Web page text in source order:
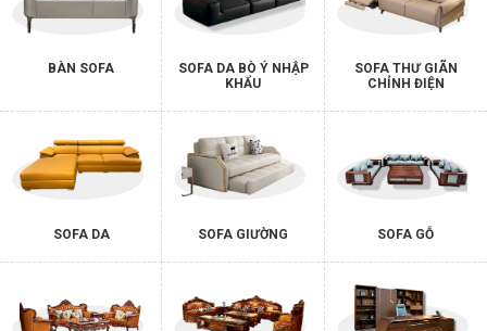
BÀN SOFA
SOFA DA BÒ Ý NHẬP
KHẨU
SOFA THƯ GIÃN
CHỈNH ĐIỆN
SOFA DA SOFA GIƯỜNG SOFA GỖ